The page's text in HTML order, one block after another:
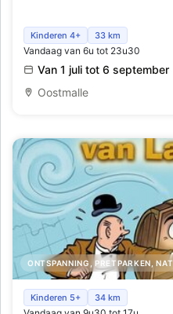
Wandelfotozoektocht voor
Kinderen 4+ 33 km
Vandaag van 6u tot 23u30
Van 1 juli tot 6 september
Oostmalle
ONTSPANNING, PRETPARKEN,
Zoek een Schat van Vlieg
Kinderen 5+ 34 km